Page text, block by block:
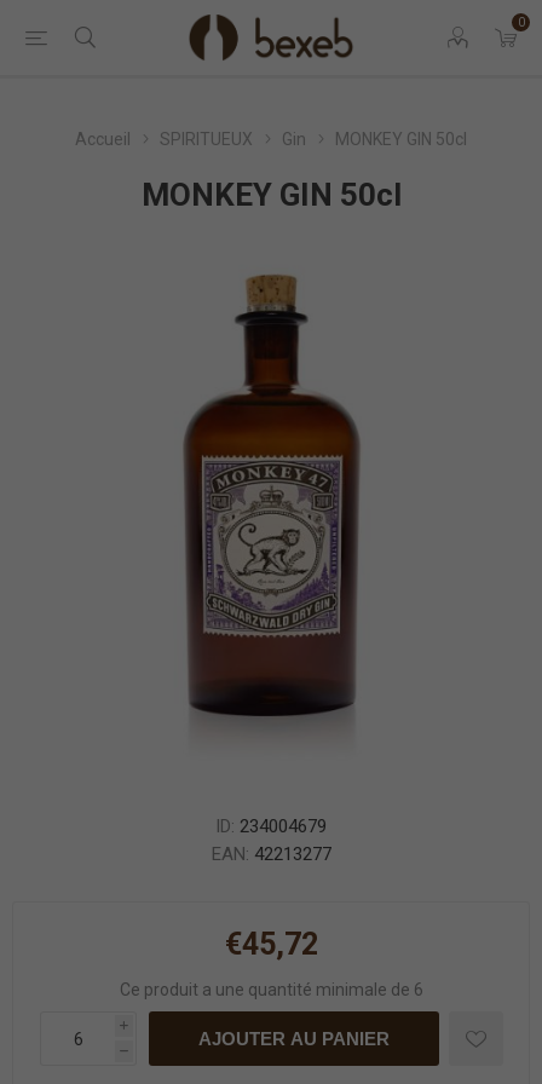
0
Accueil SPIRITUEUX Gin MONKEY GIN 50cl
MONKEY GIN 50cl
ID: 234004679
EAN: 42213277
€45,72
Ce produit a une quantité minimale de 6
i
h
AJOUTER AU PANIER